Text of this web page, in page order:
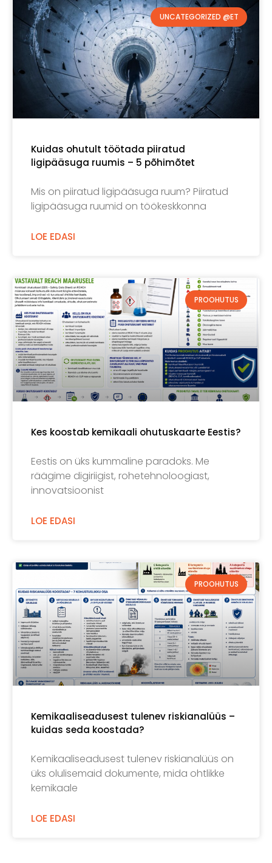
UNCATEGORIZED @ET
Kuidas ohutult töötada piiratud
ligipääsuga ruumis – 5 põhimõtet
Mis on piiratud ligipääsuga ruum? Piiratud
ligipääsuga ruumid on töökeskkonna
LOE EDASI
PROOHUTUS
Kes koostab kemikaali ohutuskaarte Eestis?
Eestis on üks kummaline paradoks. Me
räägime digiriigist, rohetehnoloogiast,
innovatsioonist
LOE EDASI
PROOHUTUS
Kemikaaliseadusest tulenev riskianalüüs –
kuidas seda koostada?
Kemikaaliseadusest tulenev riskianalüüs on
üks olulisemaid dokumente, mida ohtlikke
kemikaale
LOE EDASI